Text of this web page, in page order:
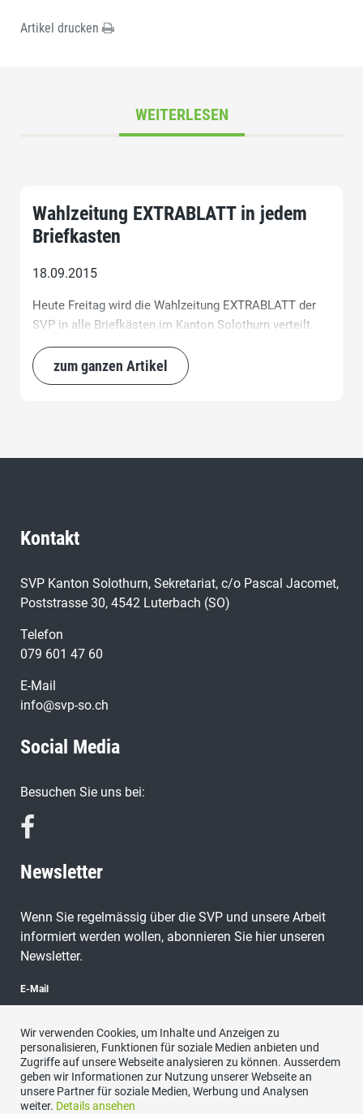
Artikel drucken
WEITERLESEN
Wahlzeitung EXTRABLATT in jedem
Briefkasten
18.09.2015
Heute Freitag wird die Wahlzeitung EXTRABLATT der
SVP in alle Briefkästen im Kanton Solothurn verteilt.
zum ganzen Artikel
Kontakt
SVP Kanton Solothurn, Sekretariat, c/o Pascal Jacomet,
Poststrasse 30, 4542 Luterbach (SO)
Telefon
079 601 47 60
E-Mail
info@svp-so.ch
Social Media
Besuchen Sie uns bei:
Newsletter
Wenn Sie regelmässig über die SVP und unsere Arbeit
informiert werden wollen, abonnieren Sie hier unseren
Newsletter.
E-Mail
abonnieren
Wir verwenden Cookies, um Inhalte und Anzeigen zu
personalisieren, Funktionen für soziale Medien anbieten und
Zugriffe auf unsere Webseite analysieren zu können. Ausserdem
geben wir Informationen zur Nutzung unserer Webseite an
unsere Partner für soziale Medien, Werbung und Analysen
weiter. Details ansehen